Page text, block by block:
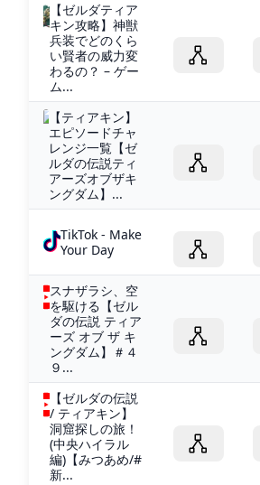
【ゼルダティア
キン攻略】神獣
兵装でどのくら
い賢者の威力変
わるの？ – ゲー
ム...
【ティアキン】
エピソードチャ
レンジ一覧【ゼ
ルダの伝説ティ
アーズオブザキ
ングダム】...
TikTok - Make
Your Day
スナザラシ、空
を駆ける【ゼル
ダの伝説 ティア
ーズ オブ ザ キ
ングダム】＃４
９...
【ゼルダの伝説
/ ティアキン】
洞窟探しの旅！
(中央ハイラル
編)【みつあめ/#
新...